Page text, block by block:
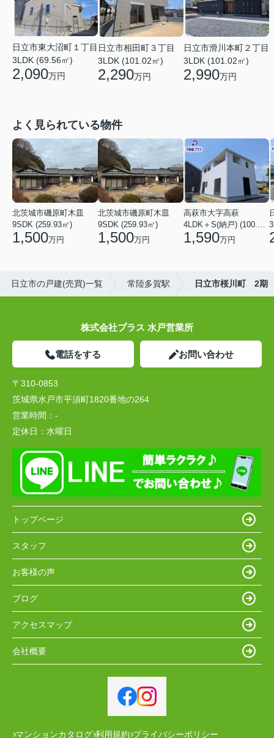
日立市東大沼町１丁目
3LDK (69.56㎡)
2,090万円
日立市相田町３丁目
3LDK (101.02㎡)
2,290万円
日立市滑川本町２丁目
3LDK (101.02㎡)
2,990万円
よく見られている物件
北茨城市磯原町木皿
9SDK (259.93㎡)
1,500万円
北茨城市磯原町木皿
9SDK (259.93㎡)
1,500万円
高萩市大字高萩
4LDK＋S(納戸) (100.44㎡)
1,590万円
日立市の戸建(売買)一覧 常陸多賀駅 日立市桜川町 2期
株式会社プラス 水戸営業所
電話をする お問い合わせ
〒310-0853
茨城県水戸市平須町1820番地の264
営業時間： -
定休日： 水曜日
トップページ
スタッフ
お客様の声
ブログ
アクセスマップ
会社概要
マンションカタログ 利用規約 プライバシーポリシー